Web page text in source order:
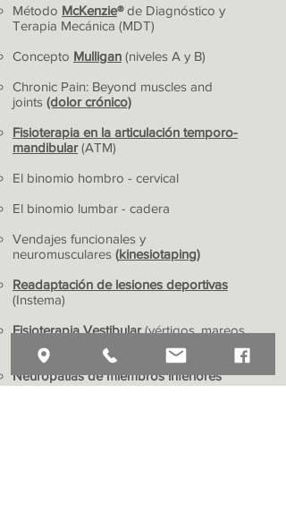
Método McKenzie®de Diagnóstico y
Terapia Mecánica (MDT)
Concepto Mulligan (niveles A y B)
Chronic Pain: Beyond muscles and
joints (dolor crónico)
Fisioterapia en la articulación temporo-
mandibular(ATM)
El binomio hombro - cervical
El binomio lumbar - cadera
Vendajes funcionales y
neuromusculares (kinesiotaping)
Readaptación de lesiones deportivas
(Instema)
Fisioterapia Vestibular(vértigos, mareos,
inestabilidad)
Neuropatías de miembros inferiores